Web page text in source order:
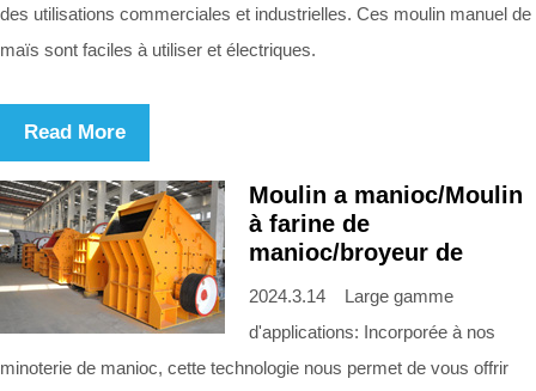
des utilisations commerciales et industrielles. Ces moulin manuel de
maïs sont faciles à utiliser et électriques.
Read More
Moulin a manioc/Moulin
à farine de
manioc/broyeur de
2024.3.14 Large gamme
d'applications: Incorporée à nos
minoterie de manioc, cette technologie nous permet de vous offrir